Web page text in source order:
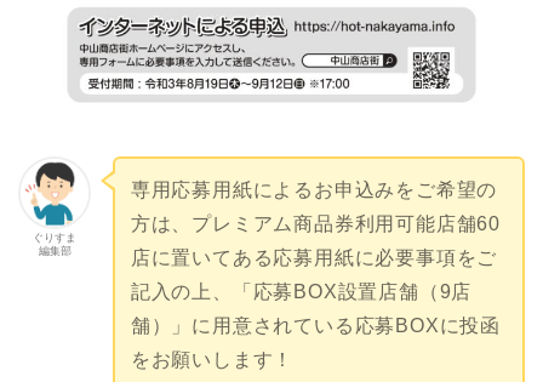
ぐりすま
編集部
専用応募用紙によるお申込みをご希望の
方は、プレミアム商品券利用可能店舗60
店に置いてある応募用紙に必要事項をご
記入の上、「応募BOX設置店舗（9店
舗）」に用意されている応募BOXに投函
をお願いします！